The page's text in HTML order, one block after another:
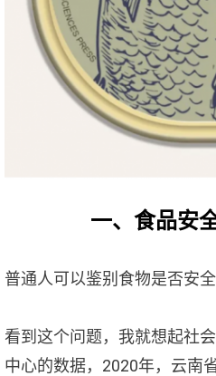
一、食品安
普通人可以鉴别食物是否安全
看到这个问题，我就想起社
中心的数据，2020年，云南